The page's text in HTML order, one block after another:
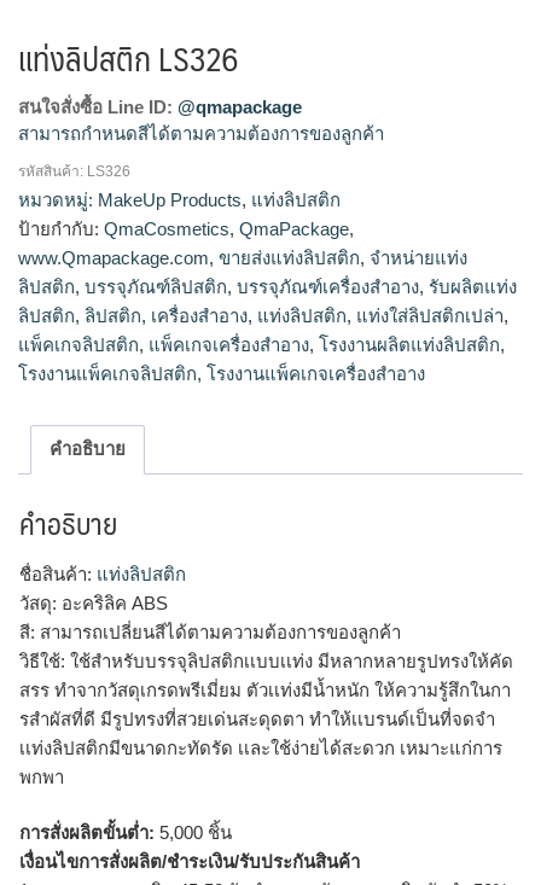
แท่งลิปสติก LS326
สนใจสั่งซื้อ Line ID: @qmapackage
สามารถกำหนดสีได้ตามความต้องการของลูกค้า
โรงงานผลิตแท่งลิปสติก,จำหน่ายแท่งลิปสติก,รับผลิตแท่ง
ลิปสติก,ขายส่งแท่งลิปสติก
รหัสสินค้า: LS326
หมวดหมู่: MakeUp Products, แท่งลิปสติก
ป้ายกำกับ: QmaCosmetics, QmaPackage,
www.Qmapackage.com, ขายส่งแท่งลิปสติก, จำหน่ายแท่ง
ลิปสติก, บรรจุภัณฑ์ลิปสติก, บรรจุภัณฑ์เครื่องสำอาง, รับผลิตแท่ง
ลิปสติก, ลิปสติก, เครื่องสำอาง, แท่งลิปสติก, แท่งใส่ลิปสติกเปล่า,
แพ็คเกจลิปสติก, แพ็คเกจเครื่องสำอาง, โรงงานผลิตแท่งลิปสติก,
โรงงานแพ็คเกจลิปสติก, โรงงานแพ็คเกจเครื่องสำอาง
คำอธิบาย
คำอธิบาย
ชื่อสินค้า: แท่งลิปสติก
วัสดุ: อะคริลิค ABS
สี: สามารถเปลี่ยนสีได้ตามความต้องการของลูกค้า
วิธีใช้: ใช้สำหรับบรรจุลิปสติกเเบบเเท่ง มีหลากหลายรูปทรงให้คัด
สรร ทำจากวัสดุเกรดพรีเมี่ยม ตัวเเท่งมีน้ำหนัก ให้ความรู้สึกในกา
รสำผัสที่ดี มีรูปทรงที่สวยเด่นสะดุดตา ทำให้เเบรนด์เป็นที่จดจำ
เเท่งลิปสติกมีขนาดกะทัดรัด เเละใช้ง่ายได้สะดวก เหมาะแก่การ
พกพา
การสั่งผลิตขั้นต่ำ: 5,000 ชิ้น
เงื่อนไขการสั่งผลิต/ชำระเงิน/รับประกันสินค้า